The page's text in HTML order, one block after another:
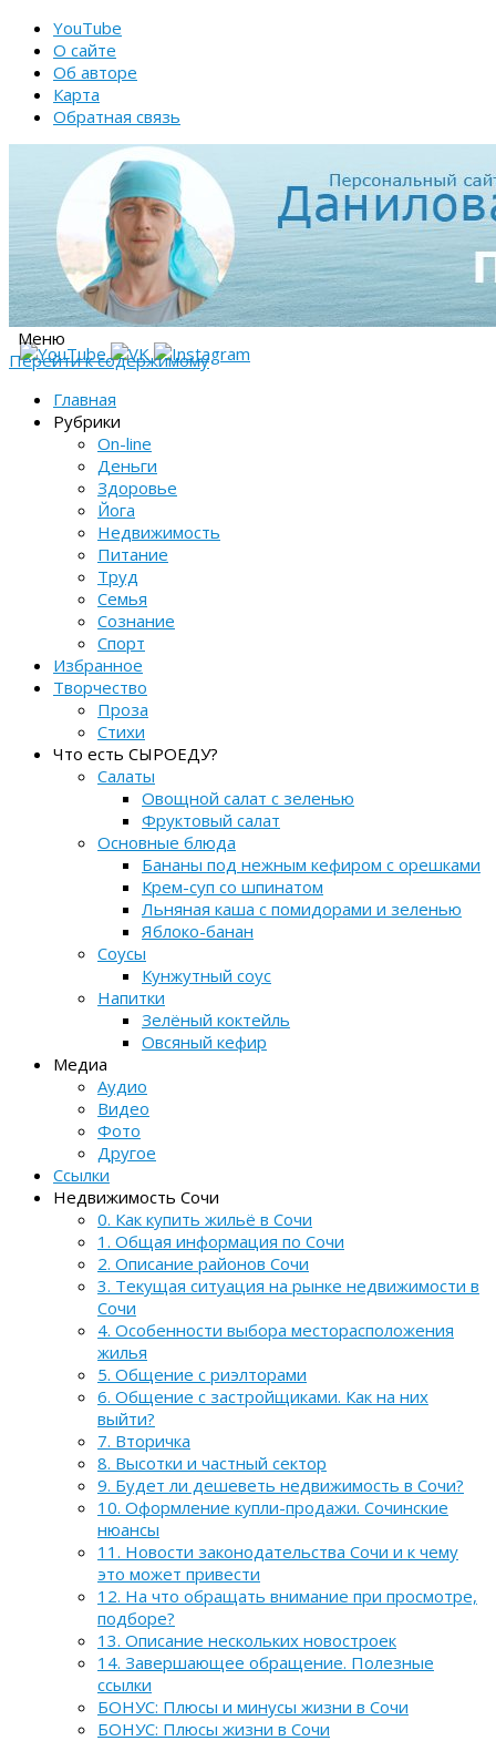
YouTube
О сайте
Об авторе
Карта
Обратная связь
Меню
Перейти к содержимому
Главная
Рубрики
On-line
Деньги
Здоровье
Йога
Недвижимость
Питание
Труд
Семья
Сознание
Спорт
Избранное
Творчество
Проза
Стихи
Что есть СЫРОЕДУ?
Салаты
Овощной салат с зеленью
Фруктовый салат
Основные блюда
Бананы под нежным кефиром с орешками
Крем-суп со шпинатом
Льняная каша с помидорами и зеленью
Яблоко-банан
Соусы
Кунжутный соус
Напитки
Зелёный коктейль
Овсяный кефир
Медиа
Аудио
Видео
Фото
Другое
Ссылки
Недвижимость Сочи
0. Как купить жильё в Сочи
1. Общая информация по Сочи
2. Описание районов Сочи
3. Текущая ситуация на рынке недвижимости в
Сочи
4. Особенности выбора месторасположения
жилья
5. Общение с риэлторами
6. Общение с застройщиками. Как на них
выйти?
7. Вторичка
8. Высотки и частный сектор
9. Будет ли дешеветь недвижимость в Сочи?
10. Оформление купли-продажи. Сочинские
нюансы
11. Новости законодательства Сочи и к чему
это может привести
12. На что обращать внимание при просмотре,
подборе?
13. Описание нескольких новостроек
14. Завершающее обращение. Полезные
ссылки
БОНУС: Плюсы и минусы жизни в Сочи
БОНУС: Плюсы жизни в Сочи